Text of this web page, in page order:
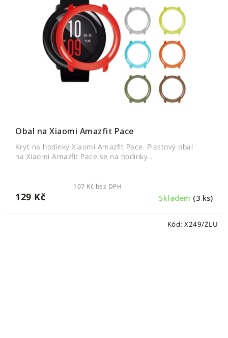
Obal na Xiaomi Amazfit Pace
Skladem (3 ks)
107 Kč bez DPH
129 Kč
Kryt na hodinky Xiaomi Amazfit Pace. Plastový obal
na Xiaomi Amazfit Pace se na hodinky...
Kód: X249/ZLU